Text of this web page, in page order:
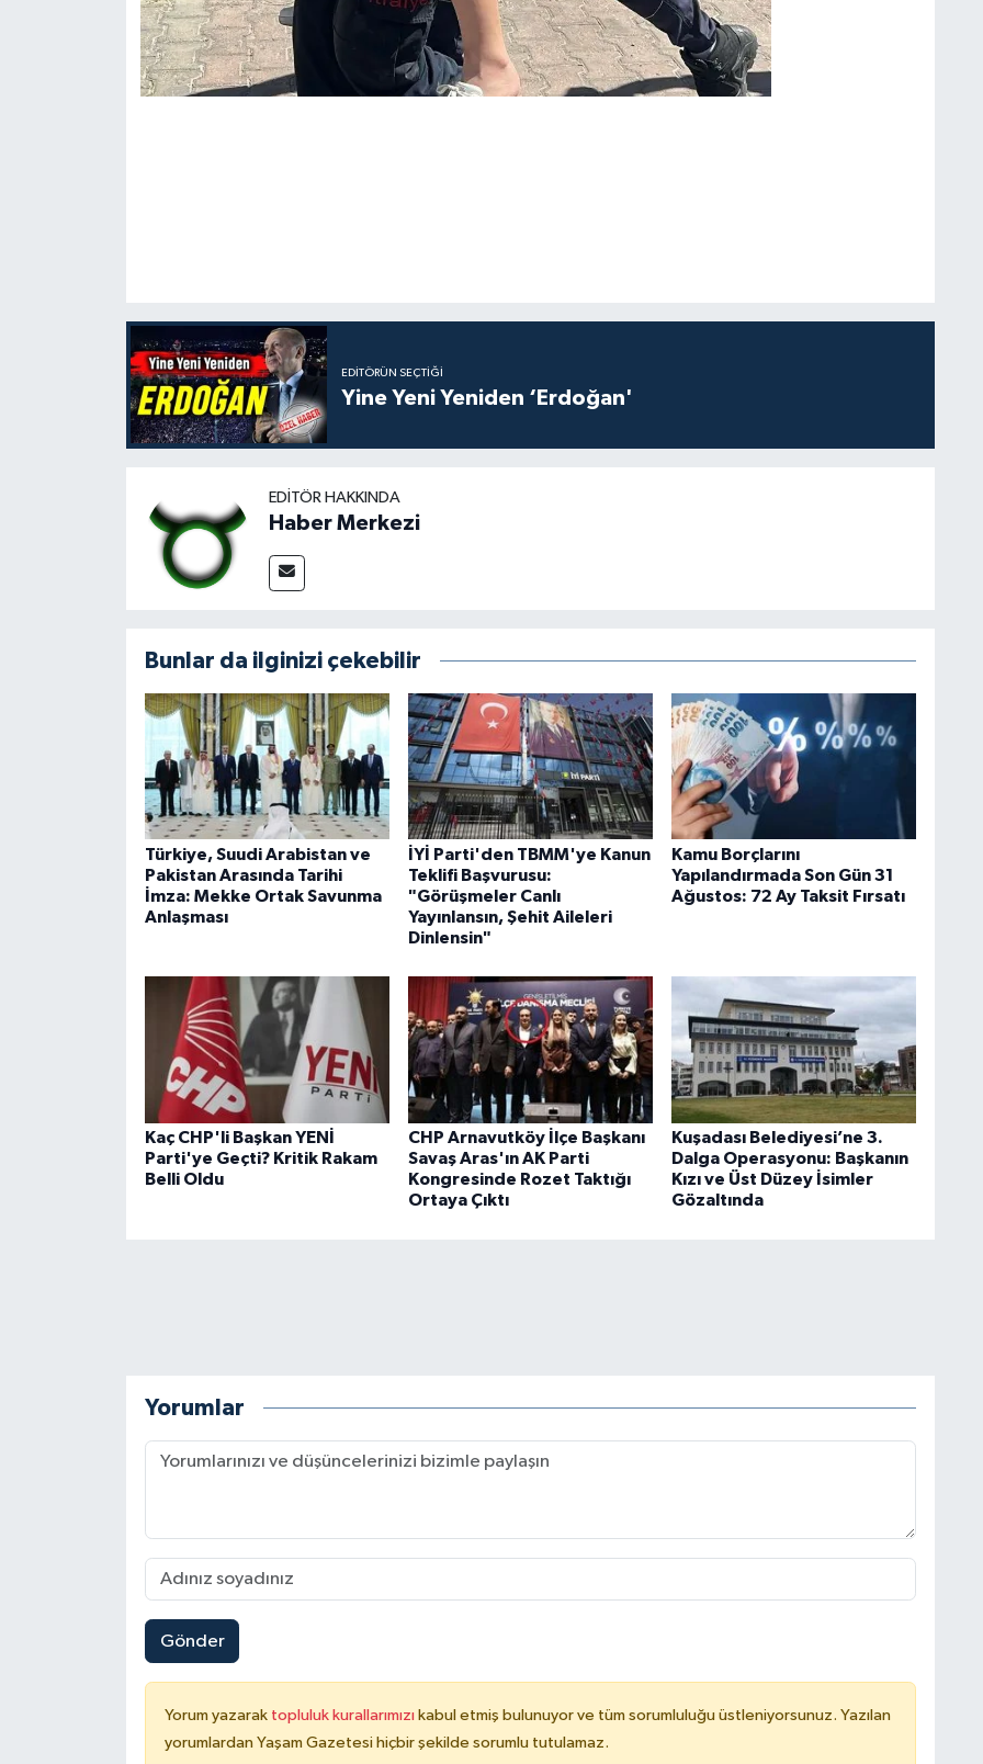
EDITÖRÜN SEÇTIĞI
Yine Yeni Yeniden ‘Erdoğan'
EDITÖR HAKKINDA
Haber Merkezi
Bunlar da ilginizi çekebilir
Türkiye, Suudi Arabistan ve
Pakistan Arasında Tarihi
İmza: Mekke Ortak Savunma
Anlaşması
İYİ Parti'den TBMM'ye Kanun
Teklifi Başvurusu:
"Görüşmeler Canlı
Yayınlansın, Şehit Aileleri
Dinlensin"
Kamu Borçlarını
Yapılandırmada Son Gün 31
Ağustos: 72 Ay Taksit Fırsatı
Kaç CHP'li Başkan YENİ
Parti'ye Geçti? Kritik Rakam
Belli Oldu
CHP Arnavutköy İlçe Başkanı
Savaş Aras'ın AK Parti
Kongresinde Rozet Taktığı
Ortaya Çıktı
Kuşadası Belediyesi’ne 3.
Dalga Operasyonu: Başkanın
Kızı ve Üst Düzey İsimler
Gözaltında
Yorumlar
Gönder
Yorum yazarak topluluk kurallarımızı kabul etmiş bulunuyor ve tüm sorumluluğu üstleniyorsunuz. Yazılan
yorumlardan Yaşam Gazetesi hiçbir şekilde sorumlu tutulamaz.